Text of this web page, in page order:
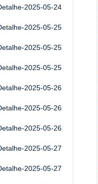
2025-05-24
2025-05-25
2025-05-25
2025-05-25
2025-05-26
2025-05-26
2025-05-26
2025-05-27
2025-05-27